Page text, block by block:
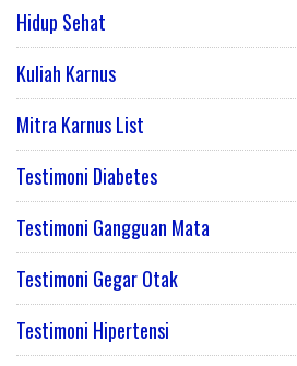
Hidup Sehat
Kuliah Karnus
Mitra Karnus List
Testimoni Diabetes
Testimoni Gangguan Mata
Testimoni Gegar Otak
Testimoni Hipertensi